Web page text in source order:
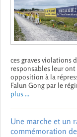
ces graves violations
responsables leur
opposition à la
Falun Gong par le
plus ...
Une marche et un
commémoration